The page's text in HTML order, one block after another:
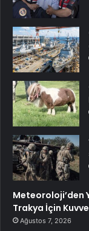
Meteoroloji’den
Trakya İçin
Ağustos 7, 2026